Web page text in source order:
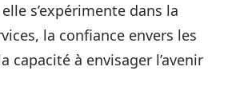
s’expérimente dans la
la confiance envers les
capacité à envisager l’avenir